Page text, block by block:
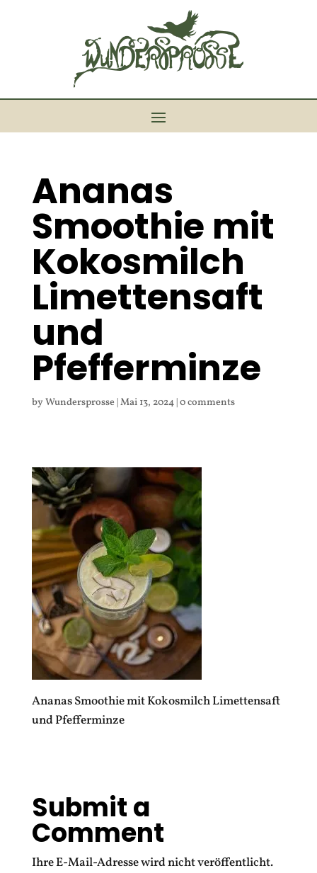
Ananas
Smoothie mit
Kokosmilch
Limettensaft
und
Pfefferminze
byWundersprosse Mai 13, 2024| 0 comments
Ananas Smoothie mit Kokosmilch Limettensaft
und Pfefferminze
Submit a
Comment
Ihre E-Mail-Adresse wird nicht veröffentlicht.